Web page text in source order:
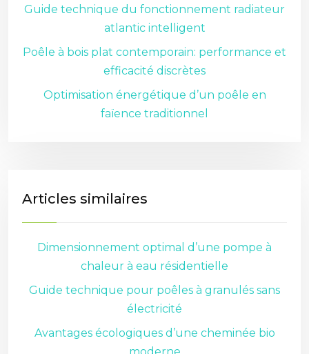
Guide technique du fonctionnement radiateur
atlantic intelligent
Poêle à bois plat contemporain: performance et
efficacité discrètes
Optimisation énergétique d’un poêle en
faïence traditionnel
Articles similaires
Dimensionnement optimal d’une pompe à
chaleur à eau résidentielle
Guide technique pour poêles à granulés sans
électricité
Avantages écologiques d’une cheminée bio